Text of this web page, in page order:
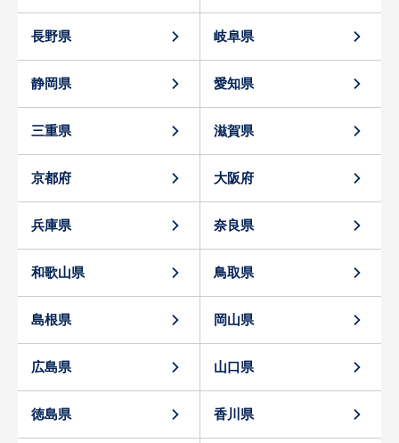
長野県 岐阜県
静岡県 愛知県
三重県 滋賀県
京都府 大阪府
兵庫県 奈良県
和歌山県 鳥取県
島根県 岡山県
広島県 山口県
徳島県 香川県